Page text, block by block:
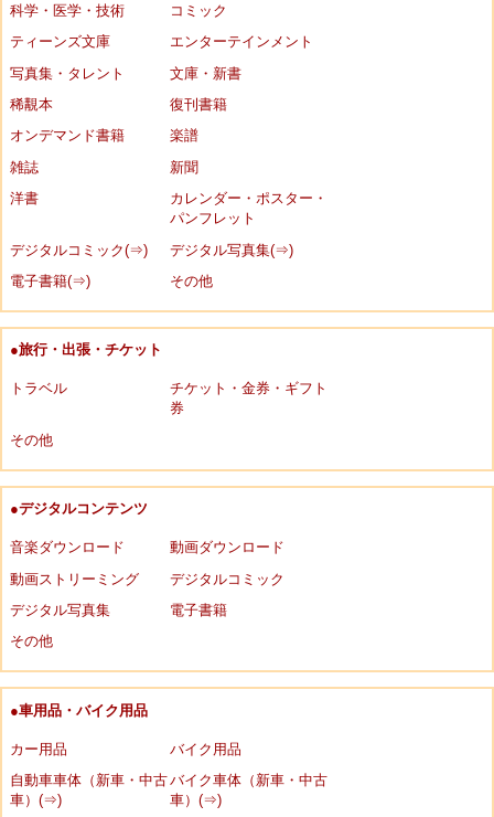
科学・医学・技術
コミック
ティーンズ文庫
エンターテインメント
写真集・タレント
文庫・新書
稀覯本
復刊書籍
オンデマンド書籍
楽譜
雑誌
新聞
洋書
カレンダー・ポスター・
パンフレット
デジタルコミック(⇒)
デジタル写真集(⇒)
電子書籍(⇒)
その他
●旅行・出張・チケット
トラベル
チケット・金券・ギフト
券
その他
●デジタルコンテンツ
音楽ダウンロード
動画ダウンロード
動画ストリーミング
デジタルコミック
デジタル写真集
電子書籍
その他
●車用品・バイク用品
カー用品
バイク用品
自動車車体（新車・中古
車）(⇒)
バイク車体（新車・中古
車）(⇒)